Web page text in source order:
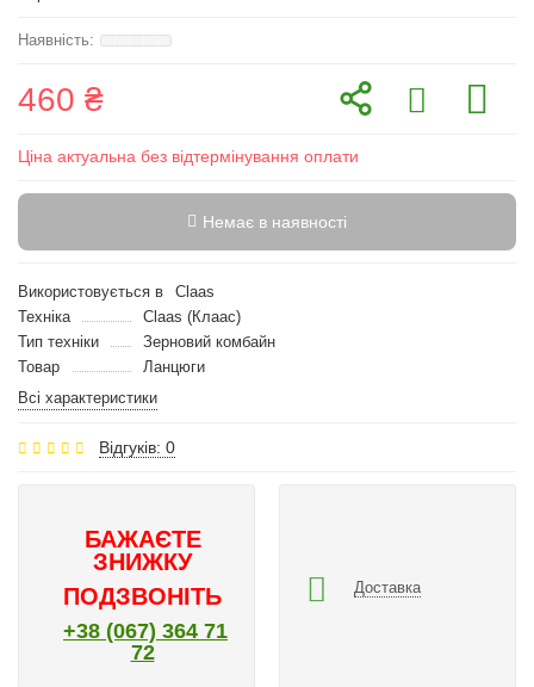
460 ₴
Ціна актуальна без відтермінування оплати
Немає в наявності
Використовується в
Claas
Техніка
Claas (Клаас)
Тип техніки
Зерновий комбайн
Товар
Ланцюги
Всі характеристики
Відгуків: 0
БАЖАЄТЕ
ЗНИЖКУ
ПОДЗВОНІТЬ
+38 (067) 364 71
72
Доставка